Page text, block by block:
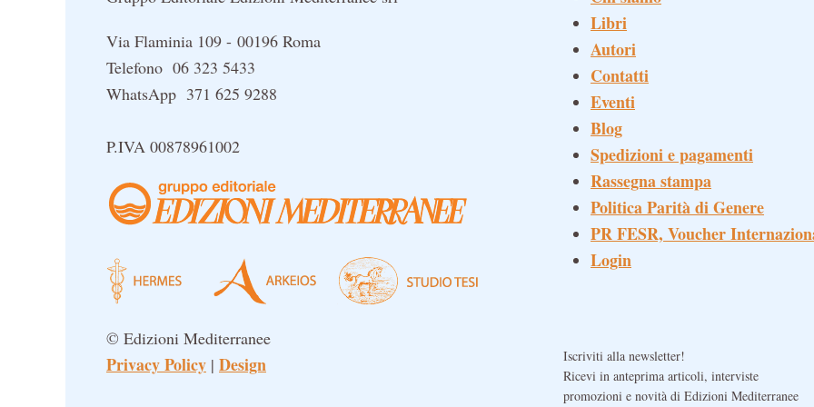
Via Flaminia 109 - 00196 Roma
Telefono 06 323 5433
WhatsApp 371 625 9288
P.IVA 00878961002
© Edizioni Mediterranee
Privacy Policy | Design
Libri
Autori
Contatti
Eventi
Blog
Spedizioni e pagamenti
Rassegna stampa
Politica Parità di Genere
PR FESR, Voucher
Login
Iscriviti alla newsletter!
Ricevi in anteprima articoli, interviste
promozioni e novità di Edizioni Mediterranee